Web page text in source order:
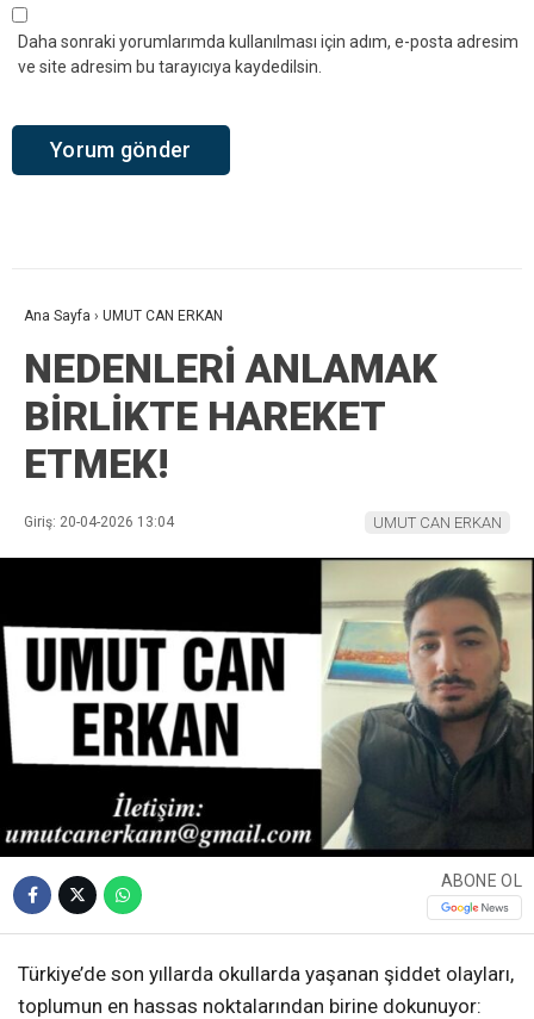
Daha sonraki yorumlarımda kullanılması için adım, e-posta adresim
ve site adresim bu tarayıcıya kaydedilsin.
Ana Sayfa › UMUT CAN ERKAN
NEDENLERİ ANLAMAK
BİRLİKTE HAREKET
ETMEK!
Giriş: 20-04-2026 13:04 UMUT CAN ERKAN
ABONE OL
Türkiye’de son yıllarda okullarda yaşanan şiddet olayları,
toplumun en hassas noktalarından birine dokunuyor: